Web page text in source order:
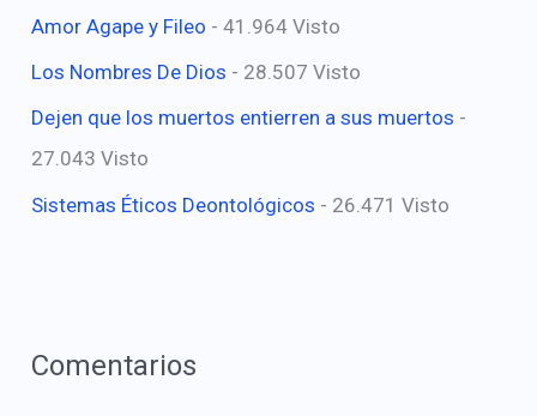
Amor Agape y Fileo - 41.964 Visto
Los Nombres De Dios - 28.507 Visto
Dejen que los muertos entierren a sus muertos -
27.043 Visto
Sistemas Éticos Deontológicos - 26.471 Visto
Comentarios